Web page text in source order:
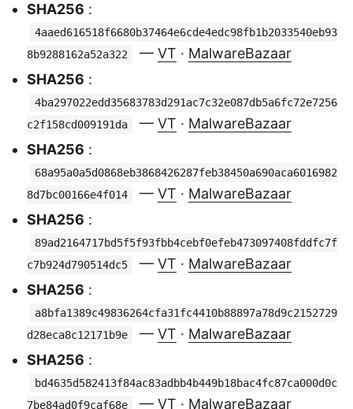
SHA256 :
4aaed616518f6680b37464e6cde4edc98fb1b2033540eb93
8b9288162a52a322
— VT · MalwareBazaar
SHA256 :
4ba297022edd35683783d291ac7c32e087db5a6fc72e7256
c2f158cd009191da
— VT · MalwareBazaar
SHA256 :
68a95a0a5d0868eb3868426287feb38450a690aca6016982
8d7bc00166e4f014
— VT · MalwareBazaar
SHA256 :
89ad2164717bd5f5f93fbb4cebf0efeb473097408fddfc7f
c7b924d790514dc5
— VT · MalwareBazaar
SHA256 :
a8bfa1389c49836264cfa31fc4410b88897a78d9c2152729
d28eca8c12171b9e
— VT · MalwareBazaar
SHA256 :
bd4635d582413f84ac83adbb4b449b18bac4fc87ca000d0c
7be84ad0f9caf68e
— VT · MalwareBazaar